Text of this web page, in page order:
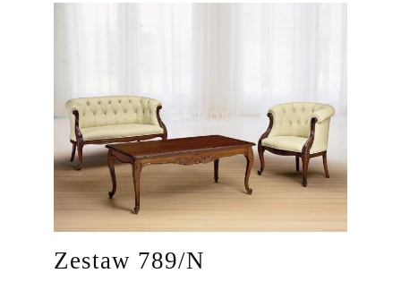
Zestaw 789/N